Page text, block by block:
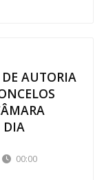
AUTORIA
DIA
00:00